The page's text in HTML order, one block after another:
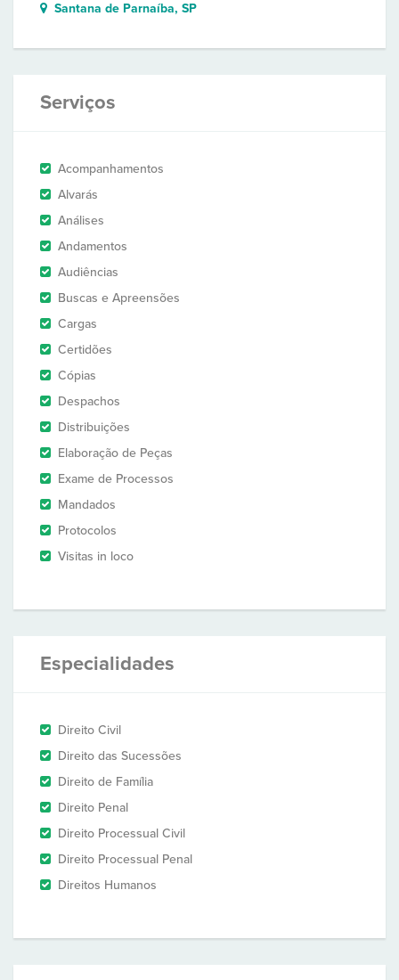
Santana de Parnaíba, SP
Serviços
Acompanhamentos
Alvarás
Análises
Andamentos
Audiências
Buscas e Apreensões
Cargas
Certidões
Cópias
Despachos
Distribuições
Elaboração de Peças
Exame de Processos
Mandados
Protocolos
Visitas in loco
Especialidades
Direito Civil
Direito das Sucessões
Direito de Família
Direito Penal
Direito Processual Civil
Direito Processual Penal
Direitos Humanos